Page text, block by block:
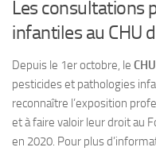
Les consultations
infantiles au CHU
Depuis le 1er octobre, le
pesticides et pathologies
reconnaître l’exposition
et à faire valoir leur droit au
en 2020. Pour plus